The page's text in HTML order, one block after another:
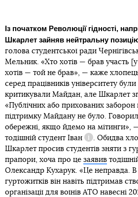
Із початком Революції гідності,
Шкарлет зайняв нейтральну
голова студентської ради
Мельник. «Хто хотів — брав участь
хотів — той не брав», — каже
серед працівників університету
критикували Майдан, але Шкарлет
«Публічних або прихованих заборон
підтримку Майдану не було.
обережні, якщо йдемо на мітинги»,
тодішній студент Іван
Довідка
. Обидва
Шкарлет просив студентів зняти з
прапори, хоча про це заявив
Олександр Кухарук. «Це неправда.
гуртожитків він навіть підтримав
організації для воїнів АТО навесні